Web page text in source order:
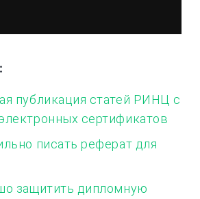
публикация статей РИНЦ с
сертификатов
писать реферат для
защитить дипломную